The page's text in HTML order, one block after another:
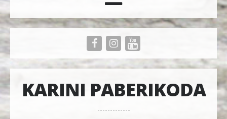
KARINI PABERIKODA